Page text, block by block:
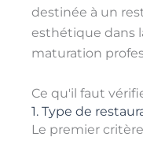
destinée à un
esthétique dans
maturation
Ce qu'il faut
1. Type de
Le premier